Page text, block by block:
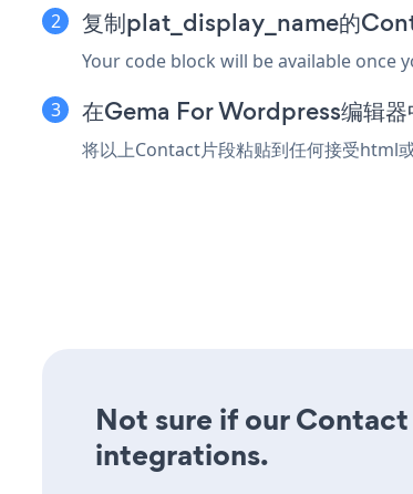
复制plat_display_name的
Your code block will be available once
在Gema For Wordpress编辑
将以上Contact片段粘贴到任何接受html
Not sure if our
integrations.